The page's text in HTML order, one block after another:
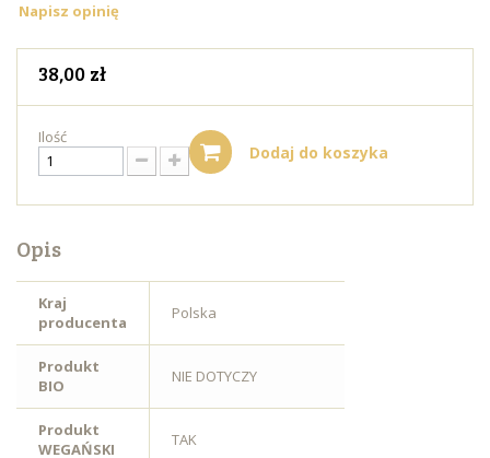
Napisz opinię
38,00 zł
Ilość
Dodaj do koszyka
Opis
Kraj
producenta
Polska
Produkt
BIO
NIE DOTYCZY
Produkt
WEGAŃSKI
TAK